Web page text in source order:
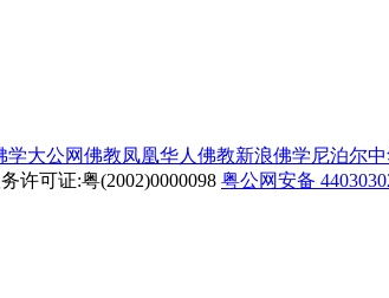
学大公网佛教凤凰华人佛教新浪佛学尼泊尔
许可证:粤(2002)0000098 粤公网安备